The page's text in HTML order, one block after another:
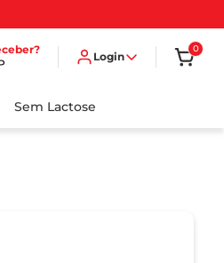
Login
0
Sem Lactose